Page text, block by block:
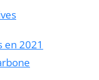
en 2021